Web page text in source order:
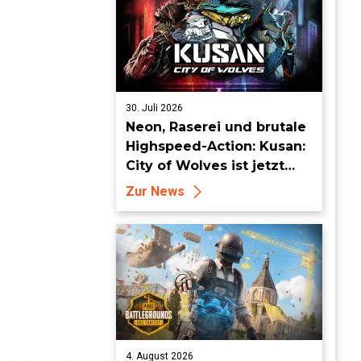
30. Juli 2026
Neon, Raserei und brutale
Highspeed-Action: Kusan:
City of Wolves ist jetzt
erhältlich!
Zur News
4. August 2026